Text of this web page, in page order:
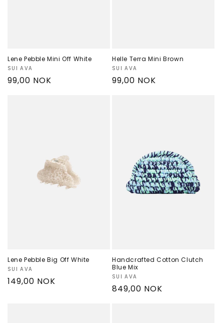
Lene Pebble Mini Off White
Selger:
SUI AVA
Vanlig
99,00 NOK
Helle Terra Mini Brown
Selger:
SUI AVA
Vanlig
99,00 NOK
Lene Pebble Big Off White
Selger:
SUI AVA
Vanlig
149,00 NOK
Handcrafted Cotton Clutch
Blue Mix
Selger:
SUI AVA
Vanlig
849,00 NOK